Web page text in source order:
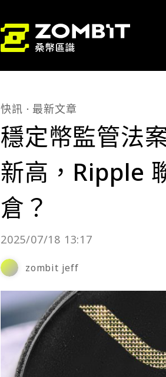
快訊 最新文章
穩定幣監管法
新高，Ripple
倉？
2025/07/18 13:17
zombit jeff